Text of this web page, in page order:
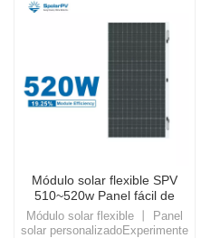
Módulo solar flexible SPV
510~520w Panel fácil de
instalar
Módulo solar flexible 丨 Panel
solar personalizadoExperimente